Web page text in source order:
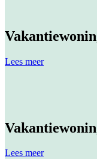
Lees meer
Lees meer